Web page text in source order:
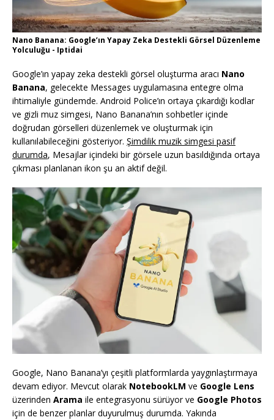
Nano Banana: Google’ın Yapay Zeka Destekli Görsel Düzenleme
Yolculuğu - Iptidai
Google’ın yapay zeka destekli görsel oluşturma aracı Nano
Banana, gelecekte Messages uygulamasına entegre olma
ihtimaliyle gündemde. Android Police’ın ortaya çıkardığı kodlar
ve gizli muz simgesi, Nano Banana’nın sohbetler içinde
doğrudan görselleri düzenlemek ve oluşturmak için
kullanılabileceğini gösteriyor. Şimdilik muzik simgesi pasif
durumda, Mesajlar içindeki bir görsele uzun basıldığında ortaya
çıkması planlanan ikon şu an aktif değil.
Google, Nano Banana’yı çeşitli platformlarda yaygınlaştırmaya
devam ediyor. Mevcut olarak NotebookLM ve Google Lens
üzerinden Arama ile entegrasyonu sürüyor ve Google Photos
için de benzer planlar duyurulmuş durumda. Yakında